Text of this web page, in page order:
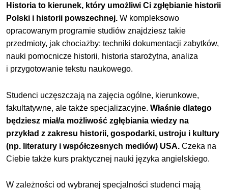
Historia to kierunek, który umożliwi Ci zgłębianie historii
Polski i historii powszechnej.W kompleksowo
opracowanym programie studiów znajdziesz takie
przedmioty, jak chociażby: techniki dokumentacji zabytków,
nauki pomocnicze historii, historia starożytna, analiza
i przygotowanie tekstu naukowego.
Studenci uczęszczają na zajęcia ogólne, kierunkowe,
fakultatywne, ale także specjalizacyjne.Właśnie dlatego
będziesz miał/a możliwość zgłębiania wiedzy na
przykład z zakresu historii, gospodarki, ustroju i kultury
(np. literatury i współczesnych mediów) USA. Czeka na
Ciebie także kurs praktycznej nauki języka angielskiego.
W zależności od wybranej specjalności studenci mają